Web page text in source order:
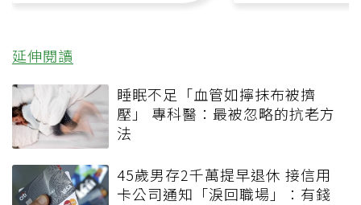
延伸閱讀
睡眠不足「血管如擰抹布被擠
壓」 專科醫：最被忽略的抗老方
法
45歲男存2千萬提早退休 接信用
卡公司通知「淚回職場」：有錢